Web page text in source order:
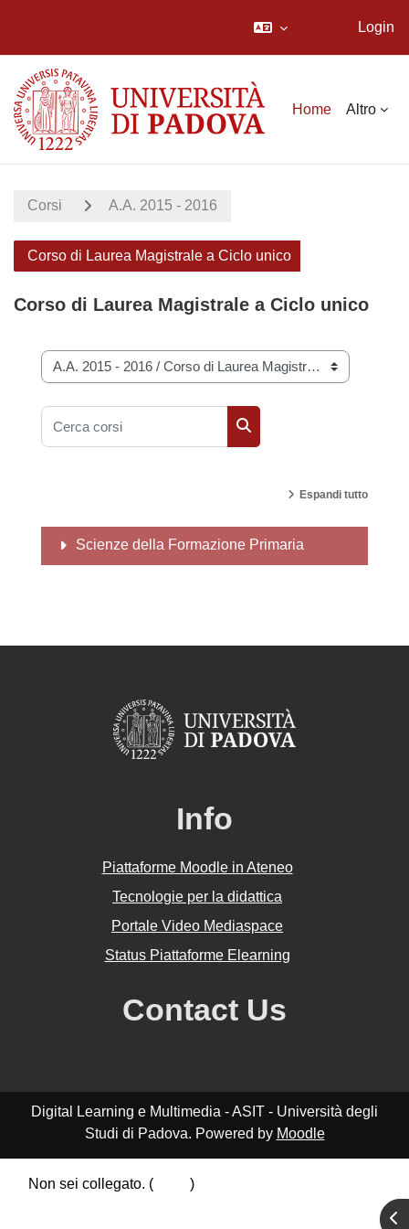
Login
Home Altro
Corsi A.A. 2015 - 2016
Corso di Laurea Magistrale a Ciclo unico
Corso di Laurea Magistrale a Ciclo unico
Categorie di corso
Cerca corsi
Cerca corsi
Espandi tutto
Scienze della Formazione Primaria
Info
Piattaforme Moodle in Ateneo
Tecnologie per la didattica
Portale Video Mediaspace
Status Piattaforme Elearning
Contact Us
Digital Learning e Multimedia - ASIT - Università degli
Studi di Padova. Powered by Moodle
Non sei collegato. (
)